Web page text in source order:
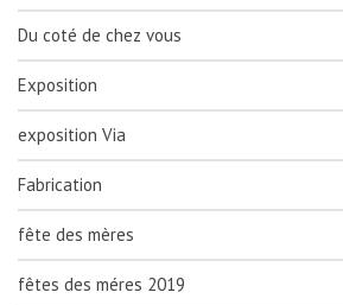
Du coté de chez vous
Exposition
exposition Via
Fabrication
fête des mères
fêtes des méres 2019